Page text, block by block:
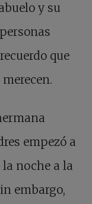
y su
que
empezó a
la noche a la
embargo,